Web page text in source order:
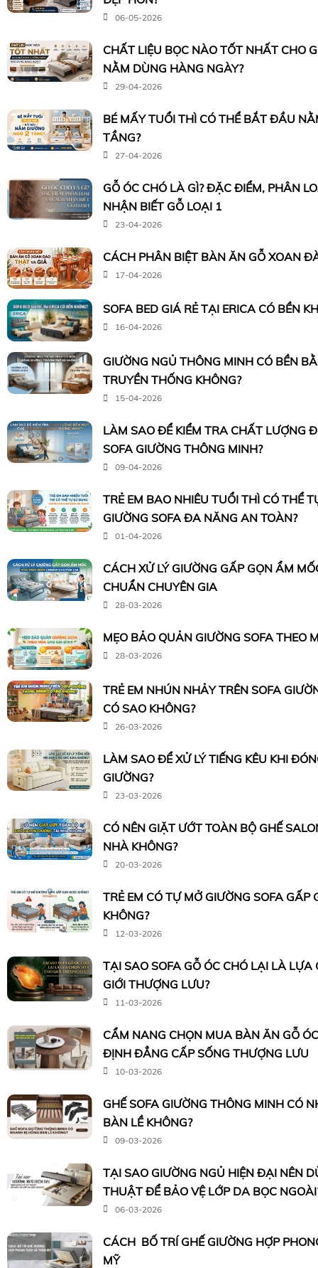
06-05-2026
CHẤT LIỆU BỌC NÀO TỐT NHẤT CHO
NẰM DÙNG HÀNG NGÀY?
29-04-2026
BÉ MẤY TUỔI THÌ CÓ THỂ BẮT ĐẦU
TẦNG?
27-04-2026
GỖ ÓC CHÓ LÀ GÌ? ĐẶC ĐIỂM, PHÂN
NHẬN BIẾT GỖ LOẠI 1
23-04-2026
CÁCH PHÂN BIỆT BÀN ĂN GỖ XOAN
17-04-2026
SOFA BED GIÁ RẺ TẠI ERICA CÓ BỀN
16-04-2026
GIƯỜNG NGỦ THÔNG MINH CÓ BỀN
TRUYỀN THỐNG KHÔNG?
15-04-2026
LÀM SAO ĐỂ KIỂM TRA CHẤT LƯỢNG
SOFA GIƯỜNG THÔNG MINH?
09-04-2026
TRẺ EM BAO NHIÊU TUỔI THÌ CÓ THỂ
GIƯỜNG SOFA ĐA NĂNG AN TOÀN?
01-04-2026
CÁCH XỬ LÝ GIƯỜNG GẤP GỌN ẨM
CHUẨN CHUYÊN GIA
28-03-2026
MẸO BẢO QUẢN GIƯỜNG SOFA THEO
28-03-2026
TRẺ EM NHÚN NHẢY TRÊN SOFA
CÓ SAO KHÔNG?
26-03-2026
LÀM SAO ĐỂ XỬ LÝ TIẾNG KÊU KHI
GIƯỜNG?
23-03-2026
CÓ NÊN GIẶT ƯỚT TOÀN BỘ GHẾ
NHÀ KHÔNG?
20-03-2026
TRẺ EM CÓ TỰ MỞ GIƯỜNG SOFA GẤP
KHÔNG?
12-03-2026
TẠI SAO SOFA GỖ ÓC CHÓ LẠI LÀ LỰA
GIỚI THƯỢNG LƯU?
11-03-2026
CẨM NANG CHỌN MUA BÀN ĂN GỖ
ĐỊNH ĐẲNG CẤP SỐNG THƯỢNG LƯU
10-03-2026
GHẾ SOFA GIƯỜNG THÔNG MINH CÓ
BÀN LỀ KHÔNG?
09-03-2026
TẠI SAO GIƯỜNG NGỦ HIỆN ĐẠI NÊN
THUẬT ĐỂ BẢO VỆ LỚP DA BỌC
06-03-2026
CÁCH BỐ TRÍ GHẾ GIƯỜNG HỢP
MỸ